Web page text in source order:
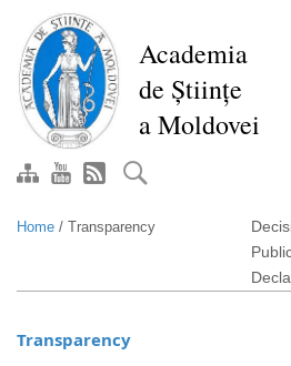
main
content
Academia
de Științe
a Moldovei
Home / Transparency
Transparency